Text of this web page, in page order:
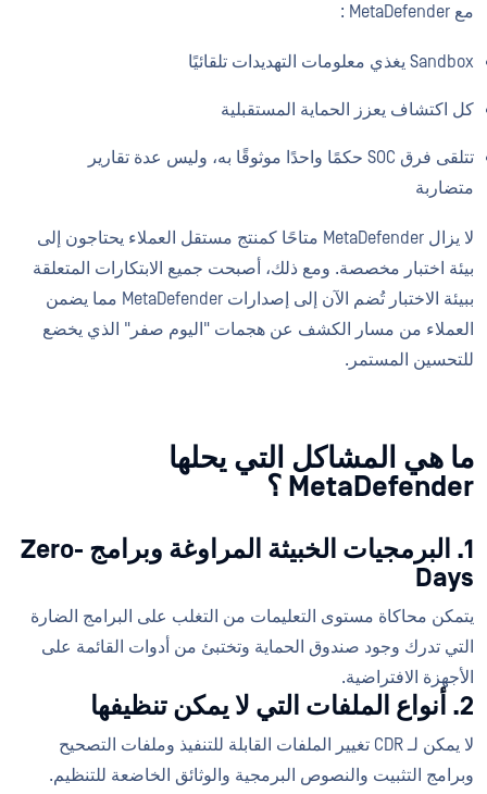
مع MetaDefender :
Sandbox يغذي معلومات التهديدات تلقائيًا
كل اكتشاف يعزز الحماية المستقبلية
تتلقى فرق SOC حكمًا واحدًا موثوقًا به، وليس عدة تقارير
متضاربة
لا يزال MetaDefender متاحًا كمنتج مستقل العملاء يحتاجون إلى
بيئة اختبار مخصصة. ومع ذلك، أصبحت جميع الابتكارات المتعلقة
ببيئة الاختبار تُضم الآن إلى إصدارات MetaDefender مما يضمن
العملاء من مسار الكشف عن هجمات "اليوم صفر" الذي يخضع
للتحسين المستمر.
ما هي المشاكل التي يحلها
MetaDefender ؟
1. البرمجيات الخبيثة المراوغة وبرامج Zero-
Days
يتمكن محاكاة مستوى التعليمات من التغلب على البرامج الضارة
التي تدرك وجود صندوق الحماية وتختبئ من أدوات القائمة على
الأجهزة الافتراضية.
2. أنواع الملفات التي لا يمكن تنظيفها
لا يمكن لـ CDR تغيير الملفات القابلة للتنفيذ وملفات التصحيح
وبرامج التثبيت والنصوص البرمجية والوثائق الخاضعة للتنظيم.